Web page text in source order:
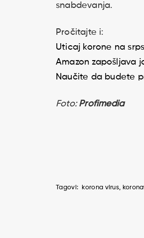
snabdevanja.
Pročitajte i:
Uticaj korone na
Amazon zapošljava
Naučite da budete
Foto:Profimedia
Tagovi: korona virus